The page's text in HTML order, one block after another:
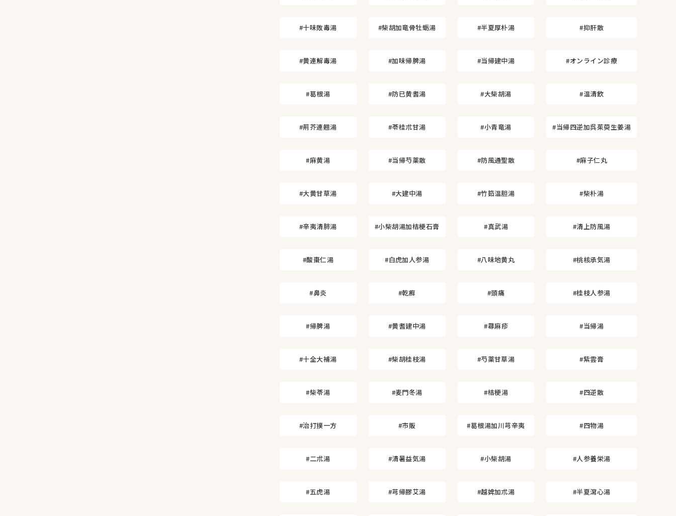
#十味敗毒湯 #柴胡加竜骨牡蛎湯 #半夏厚朴湯 #抑肝散
#黄連解毒湯 #加味帰脾湯 #当帰建中湯 #オンライン診療
#葛根湯 #防已黄耆湯 #大柴胡湯 #温清飲
#荊芥連翹湯 #苓桂朮甘湯 #小青竜湯 #当帰四逆加呉茱萸生姜湯
#麻黄湯 #当帰芍薬散 #防風通聖散 #麻子仁丸
#大黄甘草湯 #大建中湯 #竹筎温胆湯 #柴朴湯
#辛夷清肺湯 #小柴胡湯加桔梗石膏 #真武湯 #清上防風湯
#酸棗仁湯 #白虎加人参湯 #八味地黄丸 #桃核承気湯
#鼻炎 #乾癬 #頭痛 #桂枝人参湯
#帰脾湯 #黄耆建中湯 #蕁麻疹 #当帰湯
#十全大補湯 #柴胡桂枝湯 #芍薬甘草湯 #紫雲膏
#柴苓湯 #麦門冬湯 #桔梗湯 #四逆散
#治打撲一方 #市販 #葛根湯加川芎辛夷 #四物湯
#二朮湯 #清暑益気湯 #小柴胡湯 #人参養栄湯
#五虎湯 #芎帰膠艾湯 #越婢加朮湯 #半夏瀉心湯